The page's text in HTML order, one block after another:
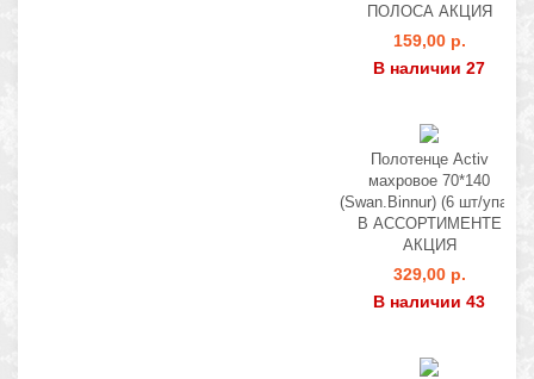
ПОЛОСА АКЦИЯ
159,00 р.
В наличии 27
Полотенце Activ
махровое 70*140
(Swan.Binnur) (6 шт/упак)
В АССОРТИМЕНТЕ
АКЦИЯ
329,00 р.
В наличии 43